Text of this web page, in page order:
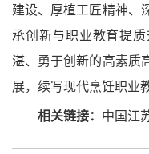
建设、厚植工匠精神、
承创新与职业教育提
湛、勇于创新的高素质
展，续写现代烹饪职业
相关链接： 中国江